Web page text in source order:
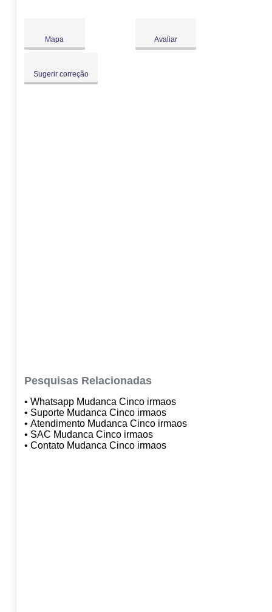
Mapa Avaliar
Sugerir correção
Pesquisas Relacionadas
• Whatsapp Mudanca Cinco irmaos
• Suporte Mudanca Cinco irmaos
• Atendimento Mudanca Cinco irmaos
• SAC Mudanca Cinco irmaos
• Contato Mudanca Cinco irmaos